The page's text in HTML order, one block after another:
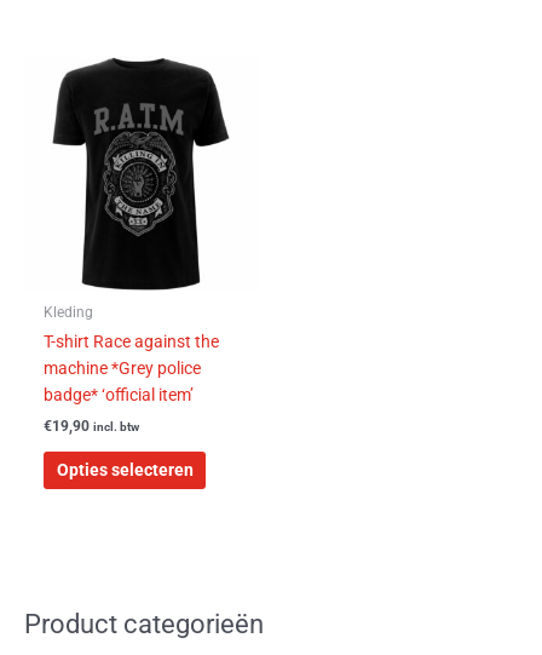
Kleding
T-shirt Race against the
machine *Grey police
badge* ‘official item’
€19,90 incl. btw
Opties selecteren
Dit
product
heeft
meerdere
op
Product categorieën